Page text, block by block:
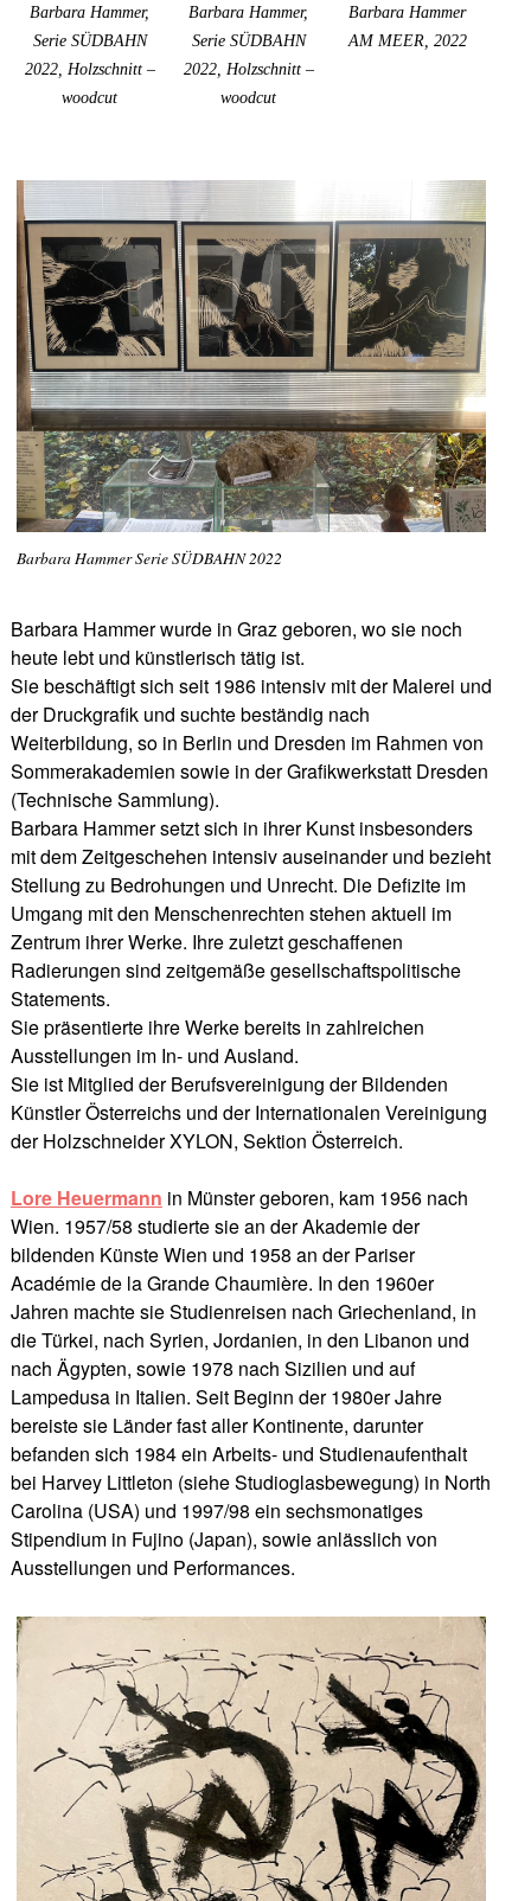
Barbara Hammer,
Serie SÜDBAHN
2022, Holzschnitt –
woodcut
Barbara Hammer,
Serie SÜDBAHN
2022, Holzschnitt –
woodcut
Barbara Hammer
AM MEER, 2022
Barbara Hammer Serie SÜDBAHN 2022
Barbara Hammer wurde in Graz geboren, wo sie noch
heute lebt und künstlerisch tätig ist.
Sie beschäftigt sich seit 1986 intensiv mit der Malerei und
der Druckgrafik und suchte beständig nach
Weiterbildung, so in Berlin und Dresden im Rahmen von
Sommerakademien sowie in der Grafikwerkstatt Dresden
(Technische Sammlung).
Barbara Hammer setzt sich in ihrer Kunst insbesonders
mit dem Zeitgeschehen intensiv auseinander und bezieht
Stellung zu Bedrohungen und Unrecht. Die Defizite im
Umgang mit den Menschenrechten stehen aktuell im
Zentrum ihrer Werke. Ihre zuletzt geschaffenen
Radierungen sind zeitgemäße gesellschaftspolitische
Statements.
Sie präsentierte ihre Werke bereits in zahlreichen
Ausstellungen im In- und Ausland.
Sie ist Mitglied der Berufsvereinigung der Bildenden
Künstler Österreichs und der Internationalen Vereinigung
der Holzschneider XYLON, Sektion Österreich.
Lore Heuermann in Münster geboren, kam 1956 nach
Wien. 1957/58 studierte sie an der Akademie der
bildenden Künste Wien und 1958 an der Pariser
Académie de la Grande Chaumière. In den 1960er
Jahren machte sie Studienreisen nach Griechenland, in
die Türkei, nach Syrien, Jordanien, in den Libanon und
nach Ägypten, sowie 1978 nach Sizilien und auf
Lampedusa in Italien. Seit Beginn der 1980er Jahre
bereiste sie Länder fast aller Kontinente, darunter
befanden sich 1984 ein Arbeits- und Studienaufenthalt
bei Harvey Littleton (siehe Studioglasbewegung) in North
Carolina (USA) und 1997/98 ein sechsmonatiges
Stipendium in Fujino (Japan), sowie anlässlich von
Ausstellungen und Performances.